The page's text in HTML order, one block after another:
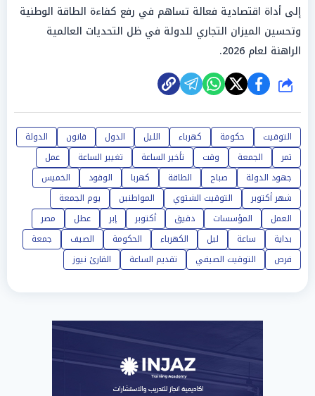
إلى أداة اقتصادية فعالة تساهم في رفع كفاءة الطاقة الوطنية
وتحسين الميزان التجاري للدولة في ظل التحديات العالمية
الراهنة لعام 2026.
شارك
التوقيت حكومة كهرباء الليل الدول قانون
الدولة
تمر
الجمعة وقت تأخير الساعة تغيير الساعة
عمل
جهود الدولة
صباح الطاقة كهربا الوقود
الخميس
شهر أكتوبر
التوقيت الشتوي المواطنين
يوم الجمعة
العمل
المؤسسات دقيق أكتوبر إبر عطل
مصر
بداية
ساعة ليل الكهرباء الحكومة الصيف
جمعة
فرص
التوقيت الصيفي تقديم الساعة القارئ نيوز